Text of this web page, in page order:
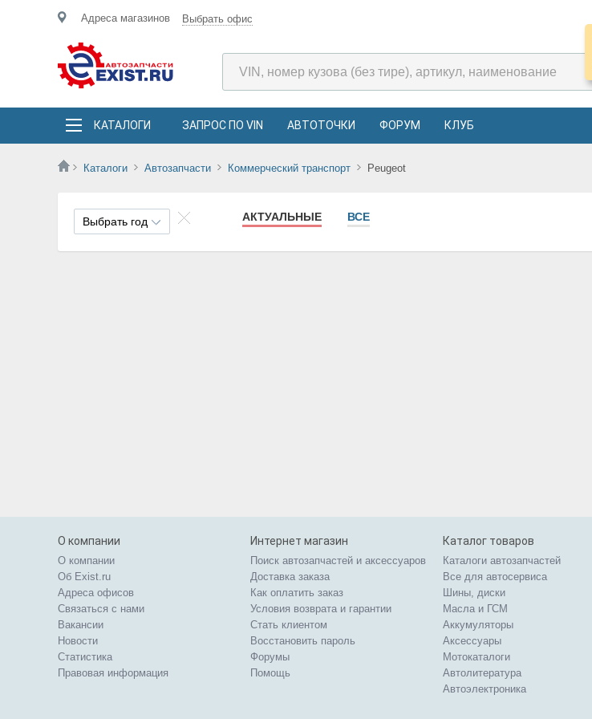
Адреса магазинов Выбрать офис
КАТАЛОГИ ЗАПРОС ПО VIN АВТОТОЧКИ ФОРУМ КЛУБ
Каталоги Автозапчасти Коммерческий транспорт Peugeot
Выбрать год АКТУАЛЬНЫЕ ВСЕ
О компании
О компании
Об Exist.ru
Адреса офисов
Связаться с нами
Вакансии
Новости
Статистика
Правовая информация
Интернет магазин
Поиск автозапчастей и аксессуаров
Доставка заказа
Как оплатить заказ
Условия возврата и гарантии
Стать клиентом
Восстановить пароль
Форумы
Помощь
Каталог товаров
Каталоги автозапчастей
Все для автосервиса
Шины, диски
Масла и ГСМ
Аккумуляторы
Аксессуары
Мотокаталоги
Автолитература
Автоэлектроника